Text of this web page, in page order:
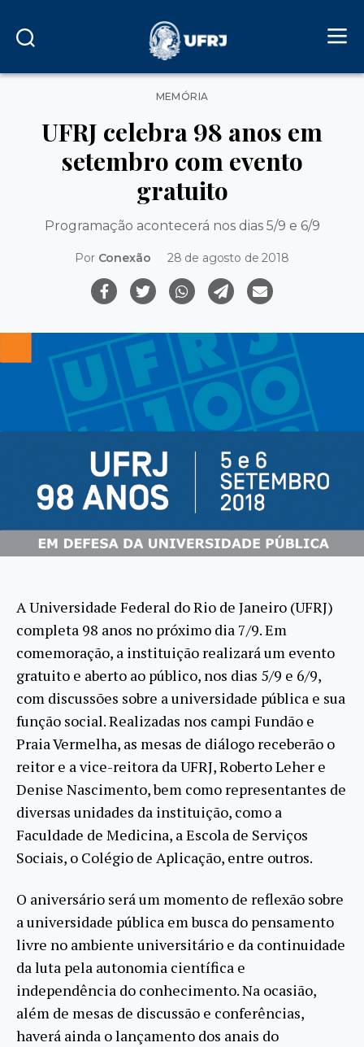
Categorias
MEMÓRIA
UFRJ celebra 98 anos em
setembro com evento
gratuito
Programação acontecerá nos dias 5/9 e 6/9
Por Conexão 28 de agosto de 2018
A Universidade Federal do Rio de Janeiro (UFRJ)
completa 98 anos no próximo dia 7/9. Em
comemoração, a instituição realizará um evento
gratuito e aberto ao público, nos dias 5/9 e 6/9,
com discussões sobre a universidade pública e sua
função social. Realizadas nos campi Fundão e
Praia Vermelha, as mesas de diálogo receberão o
reitor e a vice-reitora da UFRJ, Roberto Leher e
Denise Nascimento, bem como representantes de
diversas unidades da instituição, como a
Faculdade de Medicina, a Escola de Serviços
Sociais, o Colégio de Aplicação, entre outros.
O aniversário será um momento de reflexão sobre
a universidade pública em busca do pensamento
livre no ambiente universitário e da continuidade
da luta pela autonomia científica e
independência do conhecimento. Na ocasião,
além de mesas de discussão e conferências,
haverá ainda o lançamento dos anais do